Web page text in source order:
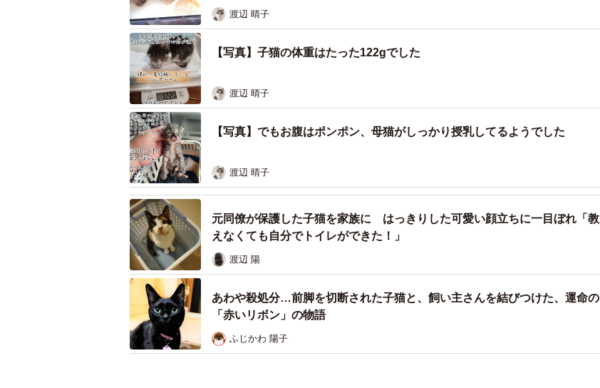
子猫が見つかった名駅周辺の飲食店裏口（片木さん提供、Instagramよりキャプチャ撮影）
渡辺 晴子
【写真】子猫の体重はたった122gでした
渡辺 晴子
【写真】でもお腹はポンポン、母猫がしっかり授乳してるようでした
渡辺 晴子
元同僚が保護した子猫を家族に はっきりした可愛い顔立ちに一目ぼれ「教
えなくても自分でトイレができた！」
渡辺 陽
あわや殺処分…前脚を切断された子猫と、飼い主さんを結びつけた、運命の
「赤いリボン」の物語
ふじかわ 陽子